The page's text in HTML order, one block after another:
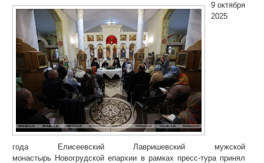
9 октября
2025
года Елисеевский Лавришевский мужской
монастырь Новогрудской епархии в рамках пресс-тура принял